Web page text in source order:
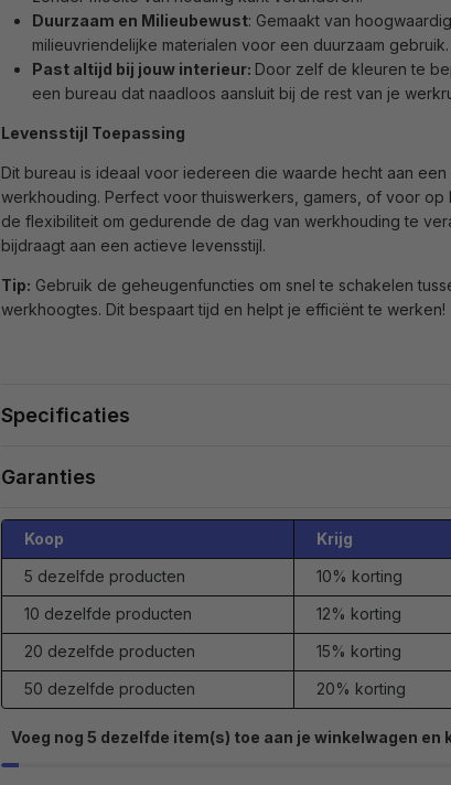
Duurzaam en Milieubewust: Gemaakt van
milieuvriendelijke materialen voor een duurzaam gebruik.
Past altijd bij jouw interieur: Door zelf de kleuren te
een bureau dat naadloos aansluit bij de rest van je
Levensstijl Toepassing
Dit bureau is ideaal voor iedereen die waarde hecht aan
werkhouding. Perfect voor thuiswerkers, gamers, of voor op
de flexibiliteit om gedurende de dag van werkhouding te
bijdraagt aan een actieve levensstijl.
Tip: Gebruik de geheugenfuncties om snel te schakelen
werkhoogtes. Dit bespaart tijd en helpt je efficiënt te werken!
Specificaties
Garanties
Koop
Krijg
5 dezelfde producten
10% korting
10 dezelfde producten
12% korting
20 dezelfde producten
15% korting
50 dezelfde producten
20% korting
Voeg nog 5 dezelfde item(s) toe aan je winkelwagen en